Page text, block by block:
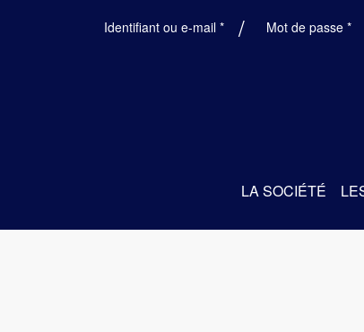
Identifiant ou e-mail *ObligatoireMot de passe *
LA SOCIÉTÉ